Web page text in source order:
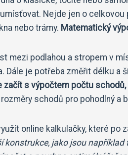
Nejde jen o
nebo trámy. Matematický
mezi podlahou a stropem v
Dále je potřeba změřit délku a
začít s výpočtem počtu schodů,
schodů pro pohodlný a
online kalkulačky, které po
konstrukce, jako jsou